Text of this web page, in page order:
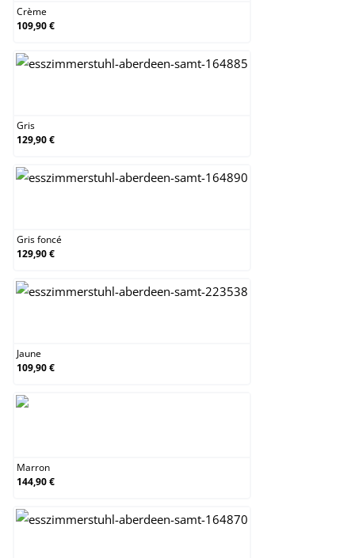
Crème
109,90 €
Gris
129,90 €
Gris foncé
129,90 €
Jaune
109,90 €
Marron
144,90 €